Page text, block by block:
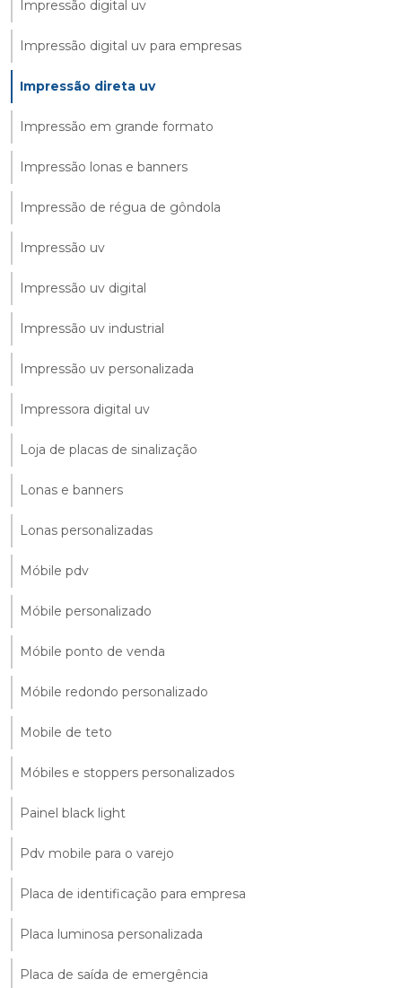
Impressão digital uv
Impressão digital uv para empresas
Impressão direta uv
Impressão em grande formato
Impressão lonas e banners
Impressão de régua de gôndola
Impressão uv
Impressão uv digital
Impressão uv industrial
Impressão uv personalizada
Impressora digital uv
Loja de placas de sinalização
Lonas e banners
Lonas personalizadas
Móbile pdv
Móbile personalizado
Móbile ponto de venda
Móbile redondo personalizado
Mobile de teto
Móbiles e stoppers personalizados
Painel black light
Pdv mobile para o varejo
Placa de identificação para empresa
Placa luminosa personalizada
Placa de saída de emergência